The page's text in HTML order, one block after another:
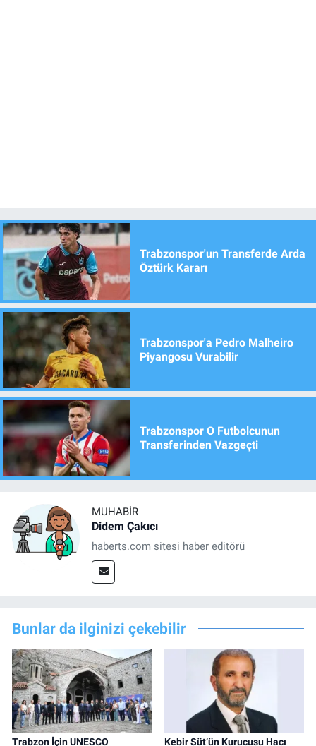
Trabzonspor'un Transferde Arda
Öztürk Kararı
Trabzonspor'a Pedro Malheiro
Piyangosu Vurabilir
Trabzonspor O Futbolcunun
Transferinden Vazgeçti
MUHABIR
Didem Çakıcı
haberts.com sitesi haber editörü
Bunlar da ilginizi çekebilir
Trabzon İçin UNESCO
Kebir Süt’ün Kurucusu Hacı